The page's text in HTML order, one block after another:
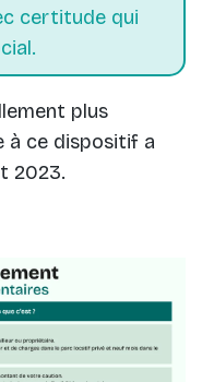
certitude qui
plus
à ce dispositif a
2023.